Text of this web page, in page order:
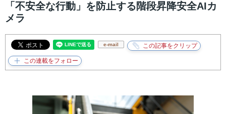
「不安全な行動」を防止する階段昇降安全AIカ
メラ
e-mail